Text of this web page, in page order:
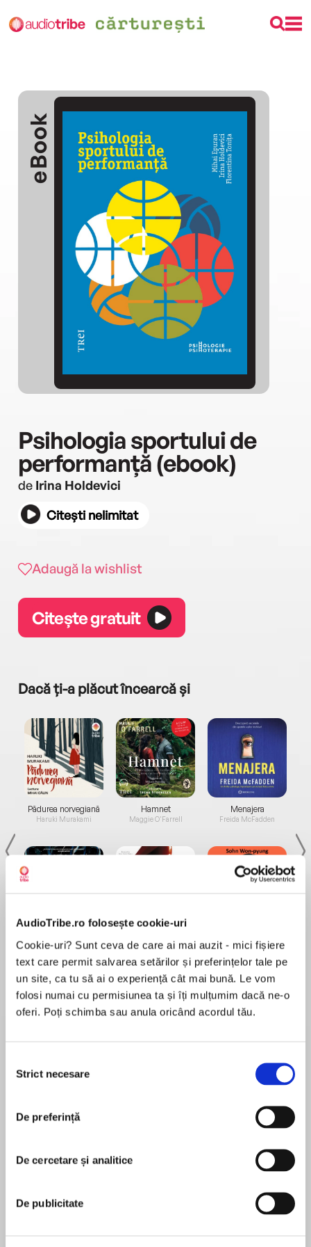
AudioTribe.ro folosește cookie-uri
Cookie-uri? Sunt ceva de care ai mai auzit - mici fișiere
text care permit salvarea setărilor și preferințelor tale pe
un site, ca tu să ai o experiență cât mai bună. Le vom
folosi numai cu permisiunea ta și îți mulțumim dacă ne-o
oferi. Poți schimba sau anula oricând acordul tău.
consimțământului
Strict necesare
De preferință
De cercetare și analitice
De publicitate
eBook
Psihologia sportului de
performanță (ebook)
de Irina Holdevici
Citești nelimitat
Adaugă la wishlist
Citește gratuit
Dacă ți-a plăcut încearcă și
Pădurea norvegiană
Haruki Murakami
de...
Dani Francis
Hamnet
Maggie O'Farrell
la...
Lauren Weisberger
Menajera
Freida McFadden
Sohn Won-pyung
cunoștea la momentul respectiv despre
comportamentul uman pentru optimizarea
de bine a acestora, psihologia sportului a
Aceasta a renăscut în 1965, odată cu înființarea
Societății Internaționale de Psihologia Sportului
universitare în anii 1970 în Statele Unite ale
În acest moment nu există recenzii
pentru această carte